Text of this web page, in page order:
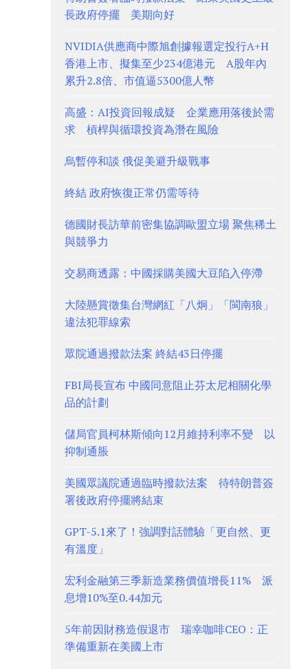
長政府停擺 美期向好
NVIDIA供應商中際旭創據報選定投行A+H
香港上市、擬集至少234億港元 A股年內
累升2.8倍、市值逼5300億人幣
高盛：AI投資回報成疑 企業應用落後於需
求 槓桿與循環投資為潛在風險
烏暫停和談 俄促美避升級戰事
終結 政府恢復正常仍需等待
德國財長訪華前密集協調歐盟立場 聚焦稀土
與競爭力
交易商透露：中國採購美國大豆陷入停滯
大陸懸賞徵集台灣網紅「八炯」「閩南狼」
違法犯罪線索
眾院通過撥款法案 終結43日停擺
FBI局長宣布 中國同意阻止芬太尼相關化學
品的計劃
儲局官員柯林斯傾向12月維持利率不變 以
抑制通脹
美國眾議院通過臨時撥款法案 待特朗普簽
署後政府停擺將結束
GPT-5.1來了！強調對話體驗「更自然、更
有溫度」
宏利金融第三季新造業務價值增長11% 派
息增10%至0.44加元
5年前因財務造假退市 瑞幸咖啡CEO：正
準備重新在美國上市